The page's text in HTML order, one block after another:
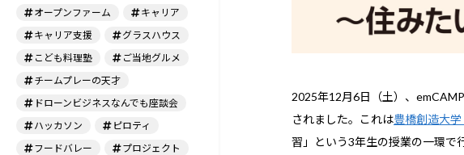
オープンファーム
キャリア
キャリア支援
グラスハウス
こども料理塾
ご当地グルメ
チームプレーの天才
ドローンビジネスなんでも座談会
ハッカソン
ピロティ
フードバレー
プロジェクト
2025年12月6日（土）、
されました。これは豊橋創造大
習」という3年生の授業の一環で